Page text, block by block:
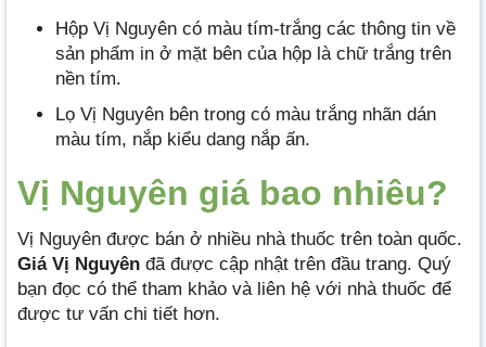
Hộp Vị Nguyên có màu tím-trắng các thông tin về
sản phẩm in ở mặt bên của hộp là chữ trắng trên
nền tím.
Lọ Vị Nguyên bên trong có màu trắng nhãn dán
màu tím, nắp kiểu dang nắp ấn.
Vị Nguyên giá bao nhiêu?
Vị Nguyên được bán ở nhiều nhà thuốc trên toàn quốc.
Giá Vị Nguyên đã được cập nhật trên đầu trang. Quý
bạn đọc có thể tham khảo và liên hệ với nhà thuốc để
được tư vấn chi tiết hơn.